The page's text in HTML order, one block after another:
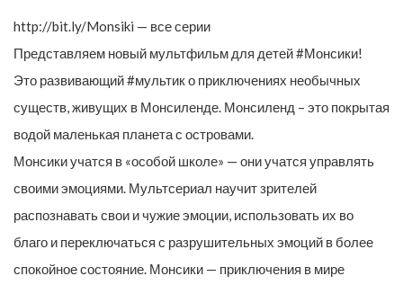
http://bit.ly/Monsiki — все серии
Представляем новый мультфильм для детей #Монсики!
Это развивающий #мультик о приключениях необычных
существ, живущих в Монсиленде. Монсиленд – это покрытая
водой маленькая планета с островами.
Монсики учатся в «особой школе» — они учатся управлять
своими эмоциями. Мультсериал научит зрителей
распознавать свои и чужие эмоции, использовать их во
благо и переключаться с разрушительных эмоций в более
спокойное состояние. Монсики — приключения в мире